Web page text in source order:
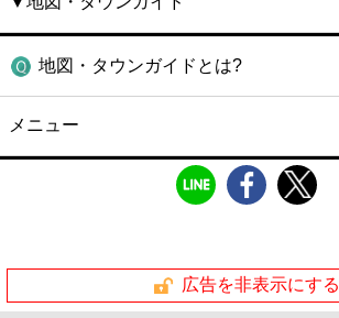
地図・タウンガイドとは?
メニュー
広告を非表示にする